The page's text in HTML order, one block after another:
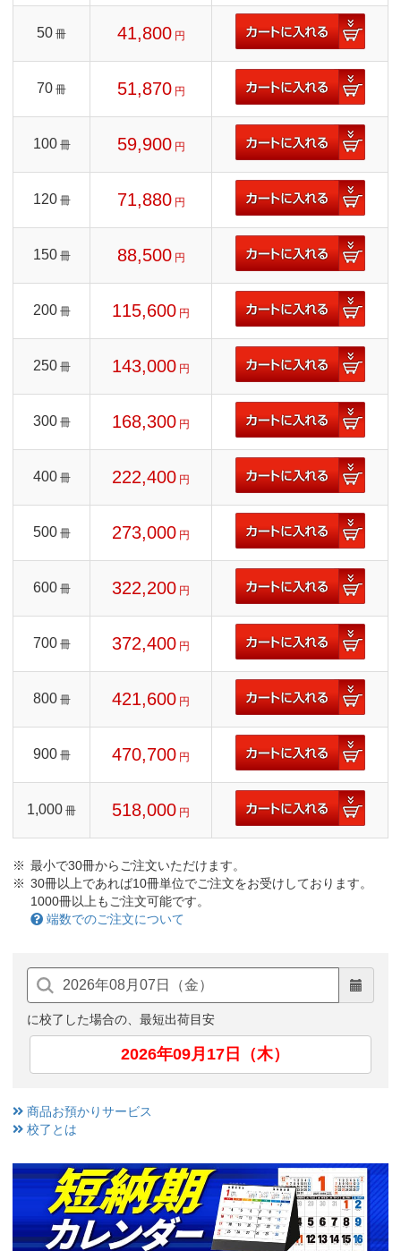
50 冊 41,800 円
70 冊 51,870 円
100 冊 59,900 円
120 冊 71,880 円
150 冊 88,500 円
200 冊 115,600 円
250 冊 143,000 円
300 冊 168,300 円
400 冊 222,400 円
500 冊 273,000 円
600 冊 322,200 円
700 冊 372,400 円
800 冊 421,600 円
900 冊 470,700 円
1,000 冊 518,000 円
最小で30冊からご注文いただけます。
30冊以上であれば10冊単位でご注文をお受けしております。
1000冊以上もご注文可能です。
端数でのご注文について
に校了した場合の、最短出荷目安
2026年09月17日（木）
商品お預かりサービス
校了とは